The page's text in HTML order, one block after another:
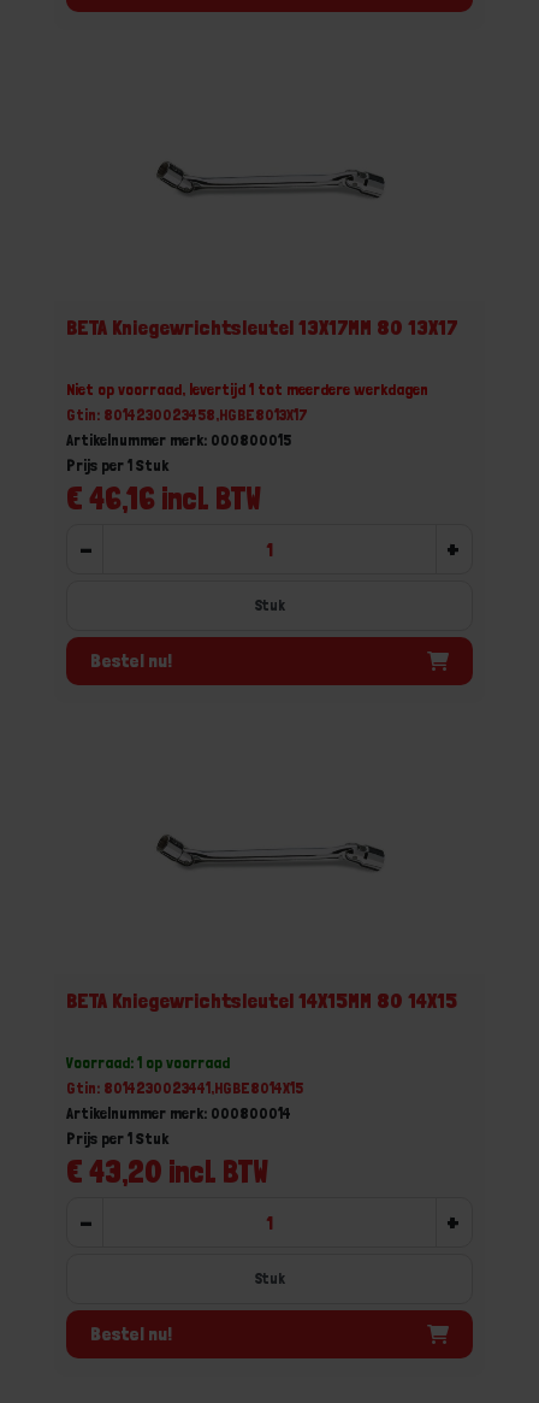
BETA Kniegewrichtsleutel 13X17MM 80 13X17
Niet op voorraad, levertijd 1 tot meerdere werkdagen
Gtin: 8014230023458,HGBE8013X17
Artikelnummer merk: 000800015
€ 46,16 incl. BTW
Prijs per 1 Stuk
- +
Stuk
Bestel nu!
BETA Kniegewrichtsleutel 14X15MM 80 14X15
Voorraad: 1 op voorraad
Gtin: 8014230023441,HGBE8014X15
Artikelnummer merk: 000800014
€ 43,20 incl. BTW
Prijs per 1 Stuk
- +
Stuk
Bestel nu!